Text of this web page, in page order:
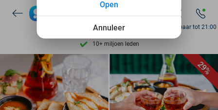
9,4 op basis van206.138 reviews
7 dagen per week beschikbaar
10+ miljoen leden
Bereikbaar tot 21:00
29%
Annuleer
Open